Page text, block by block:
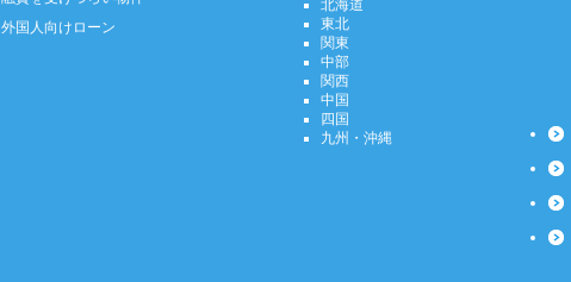
外国人向けローン
北海道
東北
関東
中部
関西
中国
四国
九州・沖縄